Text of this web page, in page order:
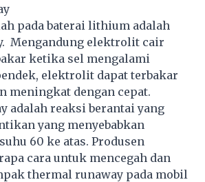
pada baterai lithium adalah
Mengandung elektrolit cair
ketika sel mengalami
elektrolit dapat terbakar
meningkat dengan cepat.
adalah reaksi berantai yang
yang menyebabkan
60 ke atas. Produsen
cara untuk mencegah dan
thermal runaway pada mobil